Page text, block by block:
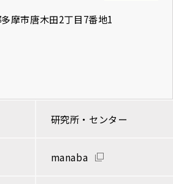
摩市唐木田2丁目7番地1
研究所・センター
manaba